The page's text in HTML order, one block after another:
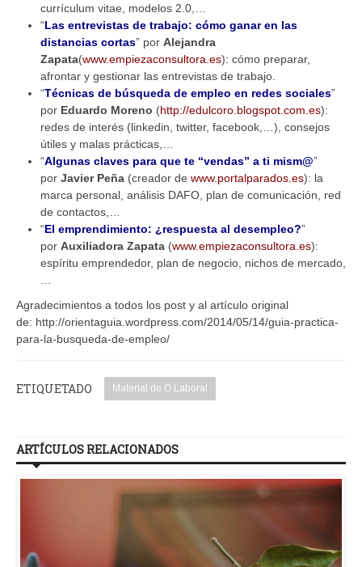
currículum vitae, modelos 2.0,…
“Las entrevistas de trabajo: cómo ganar en las
distancias cortas” por Alejandra
Zapata(www.empiezaconsultora.es): cómo preparar,
afrontar y gestionar las entrevistas de trabajo.
“Técnicas de búsqueda de empleo en redes sociales”
por Eduardo Moreno (http://edulcoro.blogspot.com.es):
redes de interés (linkedin, twitter, facebook,…), consejos
útiles y malas prácticas,…
“Algunas claves para que te “vendas” a ti mism@”
por Javier Peña (creador de www.portalparados.es): la
marca personal, análisis DAFO, plan de comunicación, red
de contactos,…
“El emprendimiento: ¿respuesta al desempleo?”
por Auxiliadora Zapata (www.empiezaconsultora.es):
espíritu emprendedor, plan de negocio, nichos de mercado,
Agradecimientos a todos los post y al artículo original
de: http://orientaguia.wordpress.com/2014/05/14/guia-practica-
para-la-busqueda-de-empleo/
ETIQUETADO Material de O.Laboral
ARTÍCULOS RELACIONADOS